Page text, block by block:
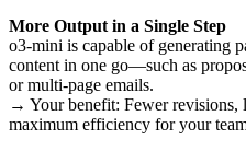
More Output in a Single Step
o3-mini is capable of generating
content in one go—such as
or multi-page emails.
→ Your benefit: Fewer
maximum efficiency for your